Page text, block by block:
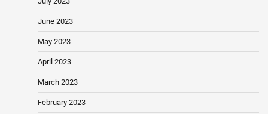
June 2023
May 2023
April 2023
March 2023
February 2023